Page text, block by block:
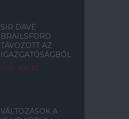
SIR DAVE
BRAILSFORD
TÁVOZOTT AZ
IGAZGATÓSÁGBÓL
2026. máj. 07.
VÁLTOZÁSOK A